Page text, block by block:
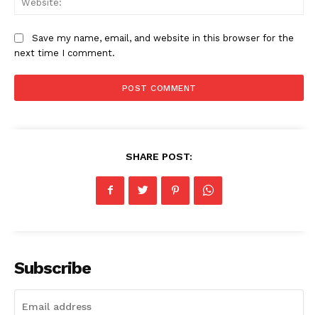
Save my name, email, and website in this browser for the
next time I comment.
SHARE POST:
Subscribe